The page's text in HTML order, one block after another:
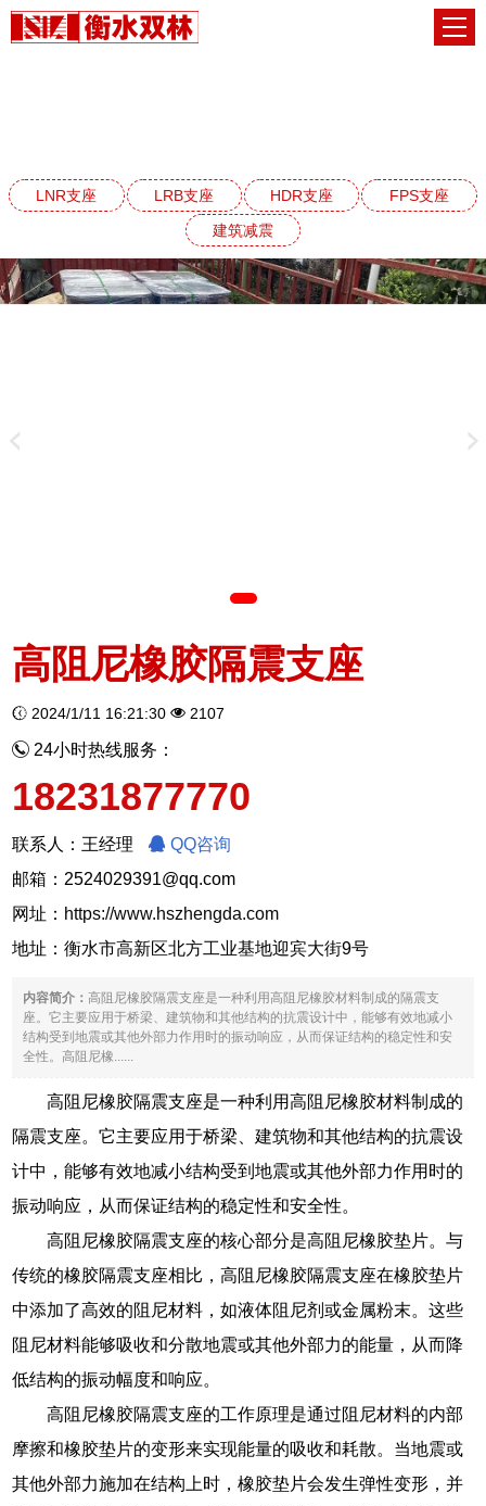
LNR支座 LRB支座 HDR支座
FPS支座
建筑减震
高阻尼橡胶隔震支座
2024/1/11 16:21:30 2107
24小时热线服务：
18231877770
联系人：王经理
QQ咨询
邮箱：2524029391@qq.com
网址： https://www.hszhengda.com
地址：衡水市高新区北方工业基地迎宾大街9号
内容简介：高阻尼橡胶隔震支座是一种利用高阻尼橡胶材料制成的隔震支
座。它主要应用于桥梁、建筑物和其他结构的抗震设计中，能够有效地减小
结构受到地震或其他外部力作用时的振动响应，从而保证结构的稳定性和安
全性。高阻尼橡......
高阻尼橡胶隔震支座是一种利用高阻尼橡胶材料制成的
隔震支座。它主要应用于桥梁、建筑物和其他结构的抗震设
计中，能够有效地减小结构受到地震或其他外部力作用时的
振动响应，从而保证结构的稳定性和安全性。
高阻尼橡胶隔震支座的核心部分是高阻尼橡胶垫片。与
传统的橡胶隔震支座相比，高阻尼橡胶隔震支座在橡胶垫片
中添加了高效的阻尼材料，如液体阻尼剂或金属粉末。这些
阻尼材料能够吸收和分散地震或其他外部力的能量，从而降
低结构的振动幅度和响应。
高阻尼橡胶隔震支座的工作原理是通过阻尼材料的内部
摩擦和橡胶垫片的变形来实现能量的吸收和耗散。当地震或
其他外部力施加在结构上时，橡胶垫片会发生弹性变形，并